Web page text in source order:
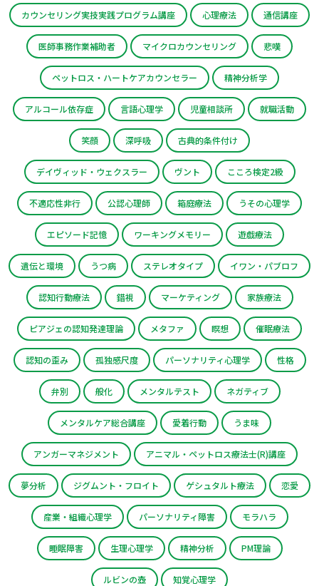
カウンセリング実技実践プログラム講座 心理療法 通信講座
医師事務作業補助者 マイクロカウンセリング 悲嘆
ペットロス・ハートケアカウンセラー 精神分析学
アルコール依存症 言語心理学 児童相談所 就職活動
笑顔 深呼吸 古典的条件付け
デイヴィッド・ウェクスラー ヴント こころ検定2級
不適応性非行 公認心理師 箱庭療法 うその心理学
エピソード記憶 ワーキングメモリー 遊戯療法
遺伝と環境 うつ病 ステレオタイプ イワン・パブロフ
認知行動療法 錯視 マーケティング 家族療法
ピアジェの認知発達理論 メタファ 瞑想 催眠療法
認知の歪み 孤独感尺度 パーソナリティ心理学 性格
弁別 般化 メンタルテスト ネガティブ
メンタルケア総合講座 愛着行動 うま味
アンガーマネジメント アニマル・ペットロス療法士(R)講座
夢分析 ジグムント・フロイト ゲシュタルト療法 恋愛
産業・組織心理学 パーソナリティ障害 モラハラ
睡眠障害 生理心理学 精神分析 PM理論
ルビンの壺 知覚心理学